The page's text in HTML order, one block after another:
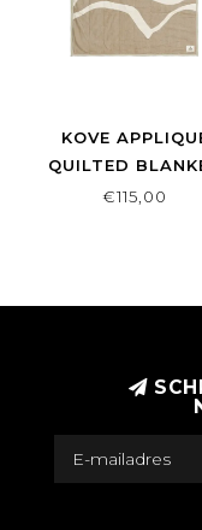
KOVE
QUILTED
€115,00